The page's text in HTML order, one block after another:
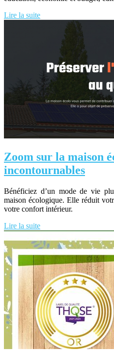
Lire la suite
Zoom sur la maison
incontournables
Bénéficiez d’un mode de vie
maison écologique. Elle réduit
votre confort intérieur.
Lire la suite